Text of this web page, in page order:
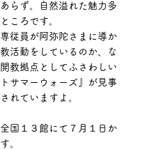
らず。自然溢れた魅力多
ころです。
従員が阿弥陀さまに導か
活動をしているのか、な
教拠点としてふさわしい
サマーウォーズ』が見事
れていますよ。
国１３館にて７月１日か
。